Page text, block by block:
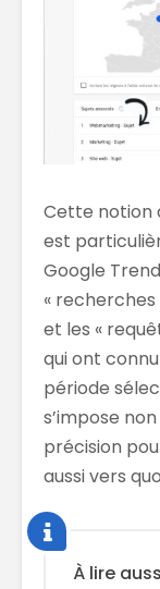
Cette notion
est
Google
« recherches
et les «
qui ont
période
s’impose
précision
aussi vers
À lire